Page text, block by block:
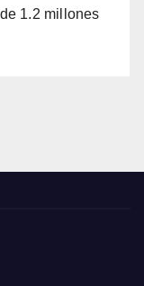
1.2 millones